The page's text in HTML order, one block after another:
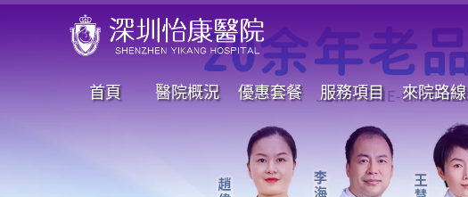
首頁 醫院概況 優惠套餐 服務項目 來院路線